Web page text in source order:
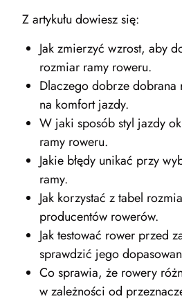
Z artykułu dowiesz się:
Jak zmierzyć wzrost, aby
rozmiar ramy roweru.
Dlaczego dobrze dobrana
na komfort jazdy.
W jaki sposób styl jazdy
ramy roweru.
Jakie błędy unikać przy
ramy.
Jak korzystać z tabel
producentów rowerów.
Jak testować rower przed
sprawdzić jego
Co sprawia, że rowery
w zależności od